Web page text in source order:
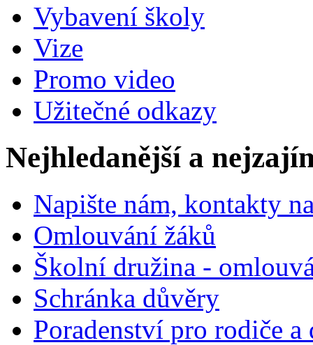
Vybavení školy
Vize
Promo video
Užitečné odkazy
Nejhledanější a
Napište nám, kontakty
Omlouvání žáků
Školní družina -
Schránka důvěry
Poradenství pro rodiče